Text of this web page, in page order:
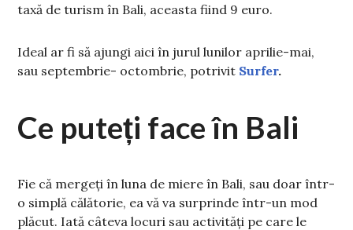
taxă de turism în Bali, aceasta fiind 9 euro.
Ideal ar fi să ajungi aici în jurul lunilor aprilie-mai,
sau septembrie- octombrie, potrivit Surfer.
Ce puteți face în Bali
Fie că mergeți în luna de miere în Bali, sau doar într-
o simplă călătorie, ea vă va surprinde într-un mod
plăcut. Iată câteva locuri sau activități pe care le